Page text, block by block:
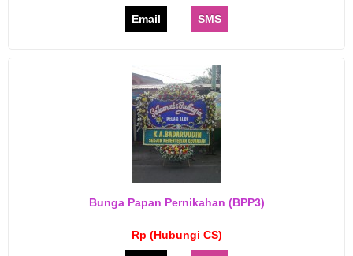
Email SMS
Bunga Papan Pernikahan (BPP3)
Rp (Hubungi CS)